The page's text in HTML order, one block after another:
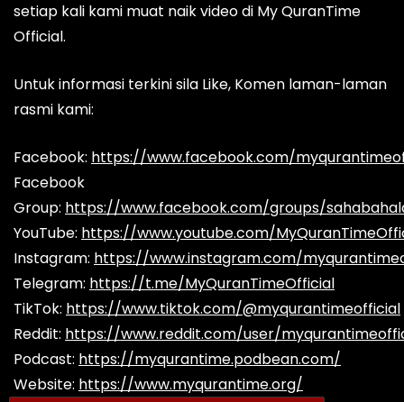
setiap kali kami muat naik video di My QuranTime
Official.
Untuk informasi terkini sila Like, Komen laman-laman
rasmi kami:
Facebook: https://www.facebook.com/
Facebook
Group: https://www.facebook.com/groups/
YouTube: https://www.youtube.com/
Instagram: https://www.instagram.com/
Telegram: https://t.me/MyQuranTimeOfficial
TikTok: https://www.tiktok.com/@myqurantimeofficial
Reddit: https://www.reddit.com/user/
Podcast: https://myqurantime.podbean.com/
Website: https://www.myqurantime.org/